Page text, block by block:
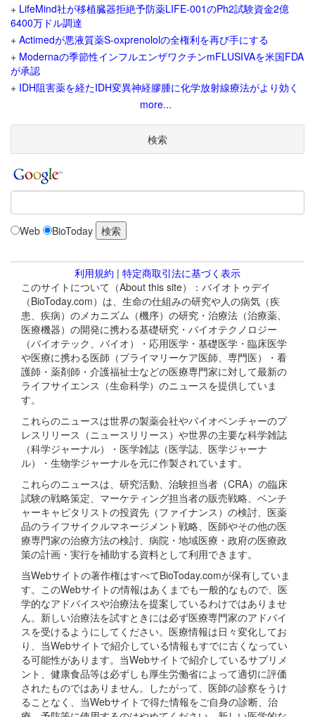
+ LifeMind社が移植臓器拒絶予防薬LIFE-001のPh2試験資金2億
6400万ドル調達
+ Actimedが悪液質薬S-oxprenololの全権利を再び手にする
+ Modernaの季節性インフルエンザワクチンmFLUSIVAを米国FDA
が承認
+ IDH阻害薬を経たIDH変異神経膠腫に化学放射線療法がより効く
more...
検索
Web BioToday
利用規約 | 特定商取引法に基づく表示
このサイトについて（About this site）：バイオトゥデイ
（BioToday.com）は、生命の仕組みの研究や人の病気（疾
患、疾病）のメカニズム（機序）の研究・治療法（治療薬、
医療機器）の開発に携わる基礎研究・バイオテクノロジー
（バイオテック、バイオ）・応用医学・基礎医学・臨床医学
や医療に携わる医師（プライマリーケア医師、専門医）・看
護師・薬剤師・介護福祉士などの医療専門家に対して最新の
ライフサイエンス（生命科学）のニュースを提供していま
す。
これらのニュースは世界の製薬会社やバイオベンチャーのプ
レスリリース（ニュースリリース）や世界の主要な科学雑誌
（科学ジャーナル）・医学雑誌（医学誌、医学ジャーナ
ル）・生物学ジャーナルを元に作製されています。
これらのニュースは、研究活動、治験担当者（CRA）の臨床
試験の戦略策定、マーケティング担当者の販売戦略、ベンチ
ャーキャピタリストの投資先（ファイナンス）の検討、医薬
品のライフサイクルマネージメント戦略、医師やその他の医
療専門家の治療方法の検討、病院・地域医療・政府の医療政
策の計画・実行を補助する資料として利用できます。
当Webサイトの著作権はすべてBioToday.comが保有していま
す。このWebサイトの情報はあくまでも一般的なもので、医
学的なアドバイスや治療法を提案しているわけではありませ
ん。新しい治療法を試すときには必ず医療専門家のアドバイ
スを受けるようにしてください。医療情報は日々変化してお
り、当Webサイトで紹介している情報もすでに古くなってい
る可能性があります。当Webサイトで紹介しているサプリメ
ント、健康食品等は必ずしも厚生労働省によって適切に評価
されたものではありません。したがって、医師の診察をうけ
ることなく、当Webサイトで得た情報をご自身の診断、治